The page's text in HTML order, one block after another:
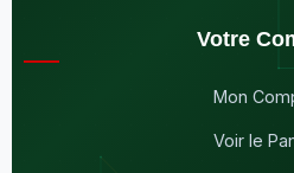
Votre
Mon
Voir le